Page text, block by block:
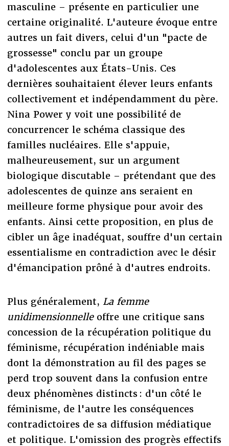
masculine – présente en particulier une
certaine originalité. L'auteure évoque entre
autres un fait divers, celui d'un "pacte de
grossesse" conclu par un groupe
d'adolescentes aux États-Unis. Ces
dernières souhaitaient élever leurs enfants
collectivement et indépendamment du père.
Nina Power y voit une possibilité de
concurrencer le schéma classique des
familles nucléaires. Elle s'appuie,
malheureusement, sur un argument
biologique discutable – prétendant que des
adolescentes de quinze ans seraient en
meilleure forme physique pour avoir des
enfants. Ainsi cette proposition, en plus de
cibler un âge inadéquat, souffre d'un certain
essentialisme en contradiction avec le désir
d'émancipation prôné à d'autres endroits.
Plus généralement, La femme
unidimensionnelle offre une critique sans
concession de la récupération politique du
féminisme, récupération indéniable mais
dont la démonstration au fil des pages se
perd trop souvent dans la confusion entre
deux phénomènes distincts : d'un côté le
féminisme, de l'autre les conséquences
contradictoires de sa diffusion médiatique
et politique. L'omission des progrès effectifs